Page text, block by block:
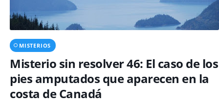
MISTERIOS
Misterio sin resolver 46: El caso de los
pies amputados que aparecen en la
costa de Canadá